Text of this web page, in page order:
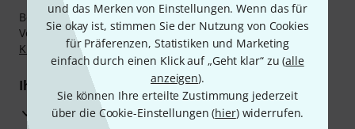
und das Merken von Einstellungen. Wenn das für
Sie okay ist, stimmen Sie der Nutzung von Cookies
für Präferenzen, Statistiken und Marketing
einfach durch einen Klick auf „Geht klar“ zu (alle
anzeigen).
Sie können Ihre erteilte Zustimmung jederzeit
über die Cookie-Einstellungen (hier) widerrufen.
Bezahlen Sie vertraulich und sicher per Nachnahme,
Vorkasse, PayPal, Amazon Pay,Klarna Sofort bezahlen,
Klarna Ratenzahlungoder Kreditkarte.
Ihre Vorteile
3 Jahre Thomann Garantie